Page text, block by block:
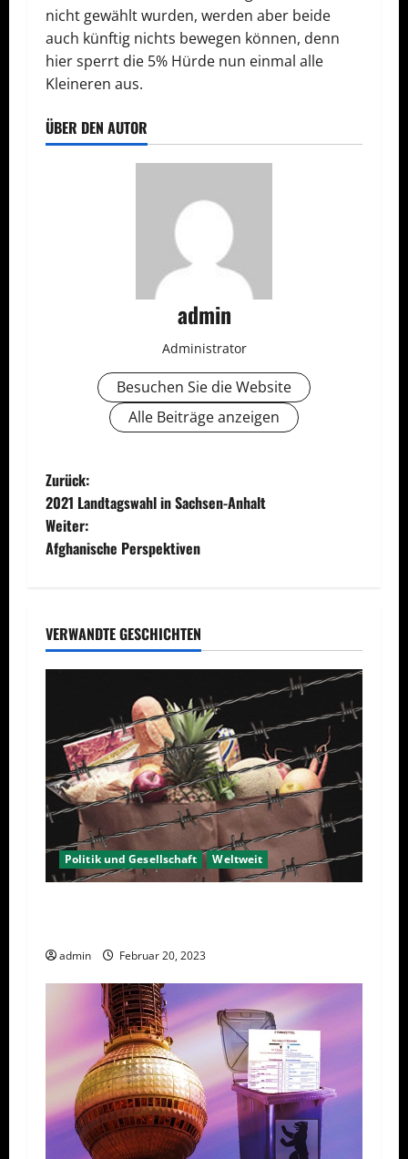
nicht gewählt wurden, werden aber beide
auch künftig nichts bewegen können, denn
hier sperrt die 5% Hürde nun einmal alle
Kleineren aus.
ÜBER DEN AUTOR
admin
Administrator
Besuchen Sie die Website
Alle Beiträge anzeigen
B
e
i
r
a
s
n
a
v
g
a
i
o
n
Zurück:
2021 Landtagswahl in Sachsen-Anhalt
Weiter:
Afghanische Perspektiven
VERWANDTE GESCHICHTEN
Politik und Gesellschaft Weltweit
admin Februar 20, 2023